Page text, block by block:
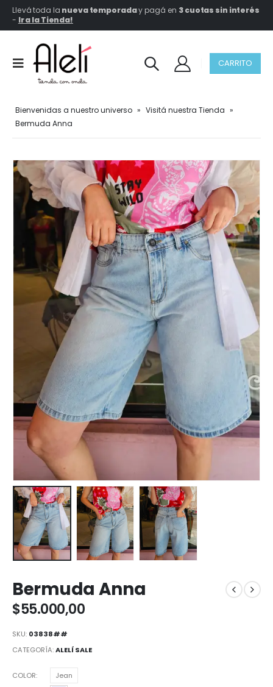
Llevá toda la nueva temporaday pagá en 3 cuotas sin interés
- Ir a la Tienda!
CARRITO
Bienvenidas a nuestro universo » Visitá nuestra Tienda »
Bermuda Anna
Bermuda Anna
$55.000,00
SKU: 03838##
CATEGORÍA:ALELÍ SALE
COLOR Jean